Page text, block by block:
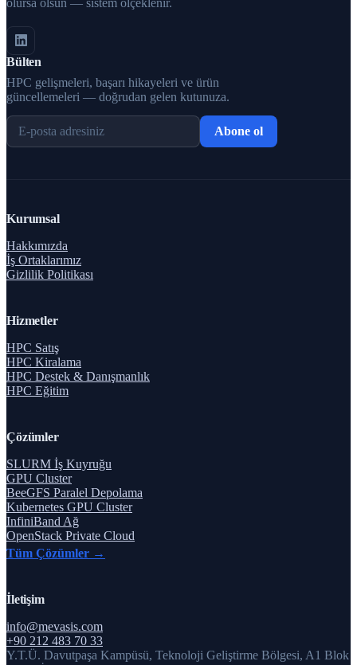
Bülten
HPC gelişmeleri, başarı hikayeleri ve ürün
güncellemeleri — doğrudan gelen kutunuza.
Abone ol
Kurumsal
Hakkımızda
İş Ortaklarımız
Gizlilik Politikası
Hizmetler
HPC Satış
HPC Kiralama
HPC Destek & Danışmanlık
HPC Eğitim
Çözümler
SLURM İş Kuyruğu
GPU Cluster
BeeGFS Paralel Depolama
Kubernetes GPU Cluster
InfiniBand Ağ
OpenStack Private Cloud
Tüm Çözümler →
İletişim
info@mevasis.com
+90 212 483 70 33
Y.T.Ü. Davutpaşa Kampüsü, Teknoloji Geliştirme Bölgesi, A1 Blok